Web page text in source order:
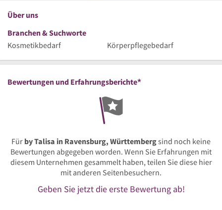
Über uns
Branchen & Suchworte
Kosmetikbedarf
Körperpflegebedarf
Bewertungen und Erfahrungsberichte*
Für by Talisa in Ravensburg, Württembergsind noch keine
Bewertungen abgegeben worden. Wenn Sie Erfahrungen mit
diesem Unternehmen gesammelt haben, teilen Sie diese hier
mit anderen Seitenbesuchern.
Geben Sie jetzt die erste Bewertung ab!